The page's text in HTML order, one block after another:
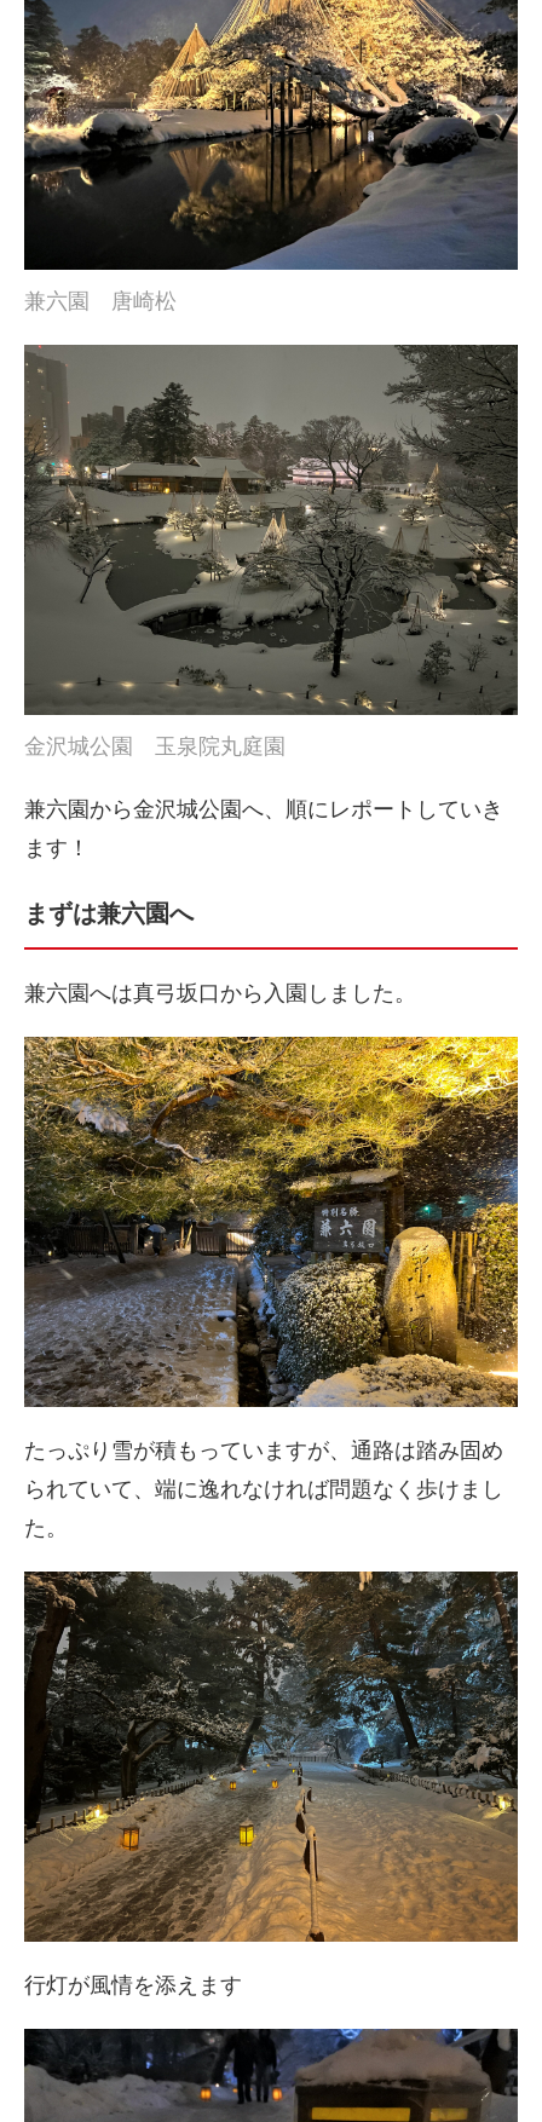
兼六園 唐崎松
金沢城公園 玉泉院丸庭園
兼六園から金沢城公園へ、順にレポートしていき
ます！
まずは兼六園へ
兼六園へは真弓坂口から入園しました。
たっぷり雪が積もっていますが、通路は踏み固め
られていて、端に逸れなければ問題なく歩けまし
た。
行灯が風情を添えます